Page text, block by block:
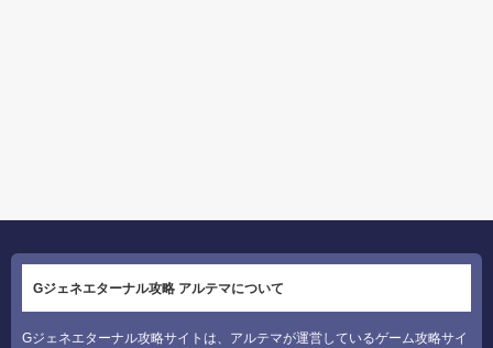
Gジェネエターナル攻略 アルテマについて
Gジェネエターナル攻略サイトは、アルテマが運営しているゲーム攻略サイ